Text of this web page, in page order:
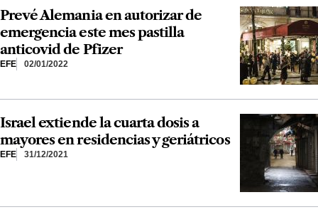
Prevé Alemania en autorizar de
emergencia este mes pastilla
anticovid de Pfizer
EFE 02/01/2022
Israel extiende la cuarta dosis a
mayores en residencias y geriátricos
EFE 31/12/2021